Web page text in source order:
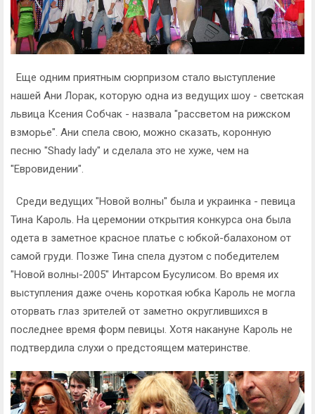
Еще одним приятным сюрпризом стало выступление
нашей Ани Лорак, которую одна из ведущих шоу - светская
львица Ксения Собчак - назвала "рассветом на рижском
взморье". Ани спела свою, можно сказать, коронную
песню "Shady lady" и сделала это не хуже, чем на
"Евровидении".
Среди ведущих "Новой волны" была и украинка - певица
Тина Кароль. На церемонии открытия конкурса она была
одета в заметное красное платье с юбкой-балахоном от
самой груди. Позже Тина спела дуэтом с победителем
"Новой волны-2005" Интарсом Бусулисом. Во время их
выступления даже очень короткая юбка Кароль не могла
оторвать глаз зрителей от заметно округлившихся в
последнее время форм певицы. Хотя накануне Кароль не
подтвердила слухи о предстоящем материнстве.